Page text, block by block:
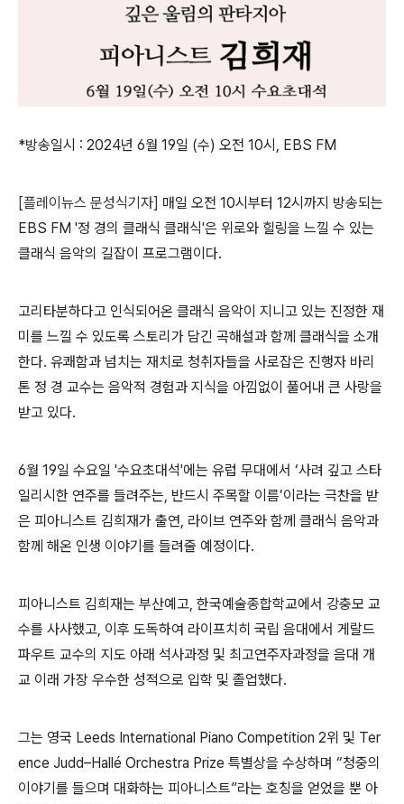
*방송일시 : 2024년 6월 19일 (수) 오전 10시 , EBS FM
[플레이뉴스 문성식기자] 매일 오전 10시부터 12시까지 방송되는
EBS FM '정 경의 클래식 클래식'은 위로와 힐링을 느낄 수 있는
클래식 음악의 길잡이 프로그램이다.
고리타분하다고 인식되어온 클래식 음악이 지니고 있는 진정한 재
미를 느낄 수 있도록 스토리가 담긴 곡해설과 함께 클래식을 소개
한다. 유쾌함과 넘치는 재치로 청취자들을 사로잡은 진행자 바리
톤 정 경 교수는 음악적 경험과 지식을 아낌없이 풀어내 큰 사랑을
받고 있다.
6월 19일 수요일 '수요초대석'에는 유럽 무대에서 ‘사려 깊고 스타
일리시한 연주를 들려주는, 반드시 주목할 이름’이라는 극찬을 받
은 피아니스트 김희재가 출연, 라이브 연주와 함께 클래식 음악과
함께 해온 인생 이야기를 들려줄 예정이다.
피아니스트 김희 재는 부산예고, 한국예술종합학교에서 강충모 교
수를 사사했고, 이후 도독하여 라이프치히 국립 음대에서 게랄드
파우트 교수의 지도 아래 석사과정 및 최고연주자과정을 음대 개
교 이래 가장 우수한 성적으로 입학 및 졸업했다.
그는 영국 Leeds International Piano Competition 2위 및 Ter
ence Judd–Hallé Orchestra Prize 특별상을 수상하며 “청중의
이야기를 들으며 대화하는 피아니스트”라는 호칭을 얻었을 뿐 아